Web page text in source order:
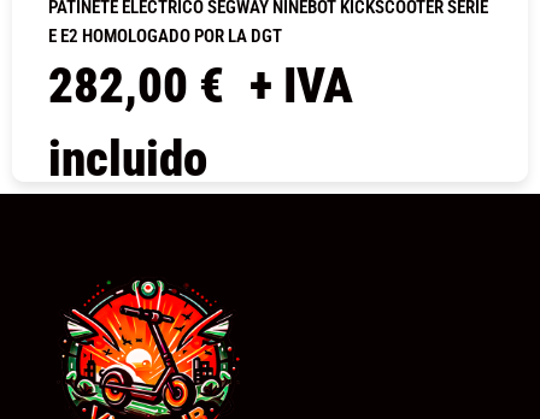
PATINETE ELÉCTRICO SEGWAY NINEBOT KICKSCOOTER SERIE
E E2 HOMOLOGADO POR LA DGT
282,00 € + IVA
incluido